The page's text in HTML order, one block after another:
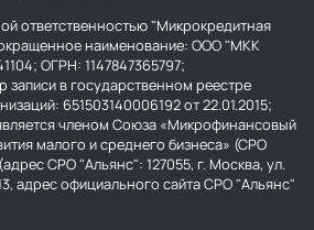
ответственностью "Микрокредитная
наименование: ООО "МКК
ОГРН: 1147847365797;
записи в государственном реестре
651503140006192 от 22.01.2015;
членом Союза «Микрофинансовый
малого и среднего бизнеса» (СРО
СРО "Альянс": 127055, г. Москва, ул.
адрес официального сайта СРО "Альянс"